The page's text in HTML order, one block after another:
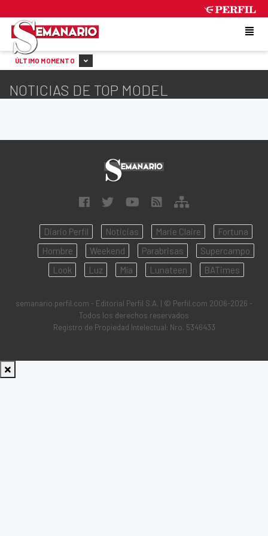
ÚLTIMO MOMENTO
NOTICIAS DE TOP MODEL
Diario Perfil Noticias Marie Claire
Fortuna
Hombre
Weekend Parabrisas
Supercampo
Look
Luz Mía Lunateen BATimes
semanario.perfil.com - Editorial Perfil S.A. | © Perfil.com 2006-2026 -
Todos los derechos reservados
Registro de Propiedad Intelectual: Nro. 5346433